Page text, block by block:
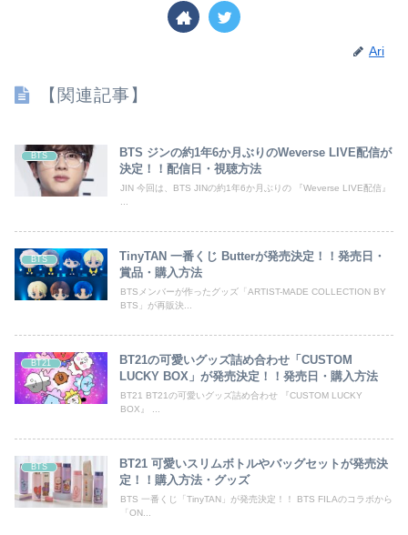
Ari
【関連記事】
BTS
BTS ジンの約1年6か月ぶりのWeverse LIVE配信が
決定！！配信日・視聴方法
JIN 今回は、BTS JINの約1年6か月ぶりの 『Weverse LIVE配信』
BTS
TinyTAN 一番くじ Butterが発売決定！！発売日・
賞品・購入方法
BTSメンバーが作ったグッズ「ARTIST-MADE COLLECTION BY
BTS」が再販決...
BT21
BT21の可愛いグッズ詰め合わせ「CUSTOM
LUCKY BOX」が発売決定！！発売日・購入方法
BT21 BT21の可愛いグッズ詰め合わせ 『CUSTOM LUCKY
BOX』 ...
BTS
BT21 可愛いスリムボトルやバッグセットが発売決
定！！購入方法・グッズ
BTS 一番くじ「TinyTAN」が発売決定！！ BTS FILAのコラボから
「ON...